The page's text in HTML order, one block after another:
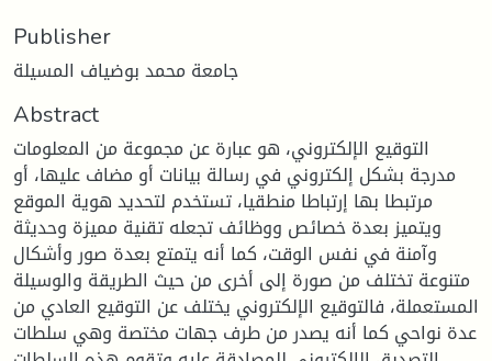
Publisher
جامعة محمد بوضياف المسيلة
Abstract
التوقيع الإلكتروني، هو عبارة عن مجموعة من المعلومات
مدرجة بشكل إلكتروني في رسالة بيانات أو مضاف عليها، أو
مرتبطا بها إرتباطا منطقيا، تستخدم لتحديد هوية الموقع
ويتميز بعدة خصائص ووظائف تجعله تقنية مميزة وحديثة
وآمنة في نفس الوقت، كما أنه يتمتع بعدة صور وأشكال
متنوعة تختلف من صورة إلى أخرى من حيث الطريقة والوسيلة
المستعملة، فالتوقيع الإلكتروني يختلف عن التوقيع العادي من
عدة نواحي كما أنه يصدر من طرف جهات مختصة وهي سلطات